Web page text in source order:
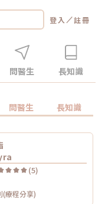
登入 ／註冊
問醫生 長知識
問醫生 長知識
(5)
(療程分享)